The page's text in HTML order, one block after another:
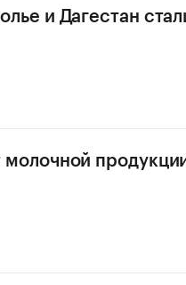
и Дагестан